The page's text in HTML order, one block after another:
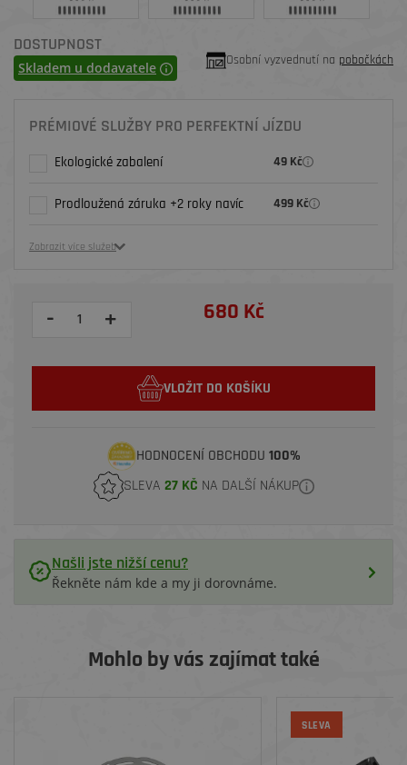
DOSTUPNOST
Skladem u dodavatele Osobní vyzvednutí na pobočkách
PRÉMIOVÉ SLUŽBY PRO PERFEKTNÍ JÍZDU
Ekologické zabalení 49 Kč
Prodloužená záruka +2 roky navíc 499 Kč
Zobrazit více služeb
- + 680 Kč
VLOŽIT DO KOŠÍKU
HODNOCENÍ OBCHODU 100%
SLEVA 27 KČ NA DALŠÍ NÁKUP
Našli jste nižší cenu?
Řekněte nám kde a my ji dorovnáme.
Mohlo by vás zajímat také
SLEVA